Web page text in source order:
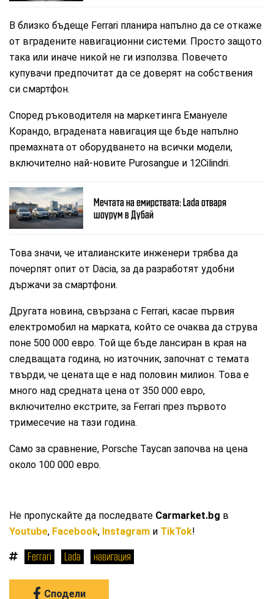
В близко бъдеще Ferrari планира напълно да се откаже
от вградените навигационни системи. Просто защото
така или иначе никой не ги използва. Повечето
купувачи предпочитат да се доверят на собствения
си смартфон.
Според ръководителя на маркетинга Емануеле
Корандо, вградената навигация ще бъде напълно
премахната от оборудването на всички модели,
включително най-новите Purosangue и 12Cilindri.
Мечтата на емирствата: Lada отваря
шоурум в Дубай
Това значи, че италианските инженери трябва да
почерпят опит от Dacia, за да разработят удобни
държачи за смартфони.
Другата новина, свързана с Ferrari, касае първия
електромобил на марката, който се очаква да струва
поне 500 000 евро. Той ще бъде лансиран в края на
следващата година, но източник, започнат с темата
твърди, че цената ще е над половин милион. Това е
много над средната цена от 350 000 евро,
включително екстрите, за Ferrari през първото
тримесечие на тази година.
Само за сравнение, Porsche Taycan започва на цена
около 100 000 евро.
Не пропускайте да последвате Carmarket.bg в
Youtube, Facebook, Instagram и TikTok!
Ferrari Lada навигация
Сподели